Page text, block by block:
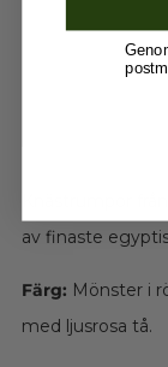
av finaste
Färg: Mönster i
med ljusrosa tå.